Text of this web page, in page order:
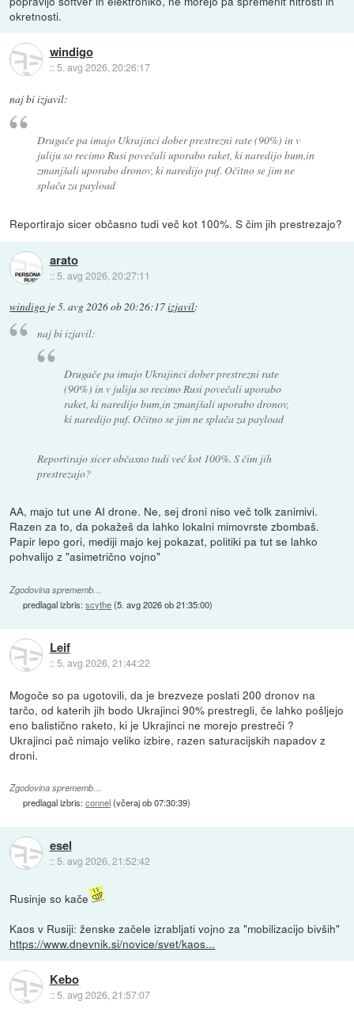
okretnosti.
windigo
::5. avg 2026, 20:26:17
naj bi izjavil:
Drugače pa imajo Ukrajinci dober prestrezni rate (90%) in v
juliju so recimo Rusi povečali uporabo raket, ki naredijo bum,in
zmanjšali uporabo dronov, ki naredijo puf. Očitno se jim ne
splača za payload
Reportirajo sicer občasno tudi več kot 100%. S čim jih prestrezajo?
arato
:: 5. avg 2026, 20:27:11
windigo je5. avg 2026 ob 20:26:17izjavil:
naj bi izjavil:
Drugače pa imajo Ukrajinci dober prestrezni rate
(90%) in v juliju so recimo Rusi povečali uporabo
raket, ki naredijo bum,in zmanjšali uporabo dronov,
ki naredijo puf. Očitno se jim ne splača za payload
Reportirajo sicer občasno tudi več kot 100%. S čim jih
prestrezajo?
AA, majo tut une AI drone. Ne, sej droni niso več tolk zanimivi.
Razen za to, da pokažeš da lahko lokalni mimovrste zbombaš.
Papir lepo gori, mediji majo kej pokazat, politiki pa tut se lahko
pohvalijo z "asimetrično vojno"
Zgodovina sprememb…
predlagal izbris:scythe(5. avg 2026 ob 21:35:00)
Leif
::5. avg 2026, 21:44:22
Mogoče so pa ugotovili, da je brezveze poslati 200 dronov na
tarčo, od katerih jih bodo Ukrajinci 90% prestregli, če lahko pošljejo
eno balistično raketo, ki je Ukrajinci ne morejo prestreči ?
Ukrajinci pač nimajo veliko izbire, razen saturacijskih napadov z
droni.
Zgodovina sprememb…
predlagal izbris:connel(včeraj ob 07:30:39)
esel
:: 5. avg 2026, 21:52:42
Rusinje so kače
Kaos v Rusiji: ženske začele izrabljati vojno za "mobilizacijo bivših"
https://www.dnevnik.si/novice/svet/kaos...
Kebo
::5. avg 2026, 21:57:07